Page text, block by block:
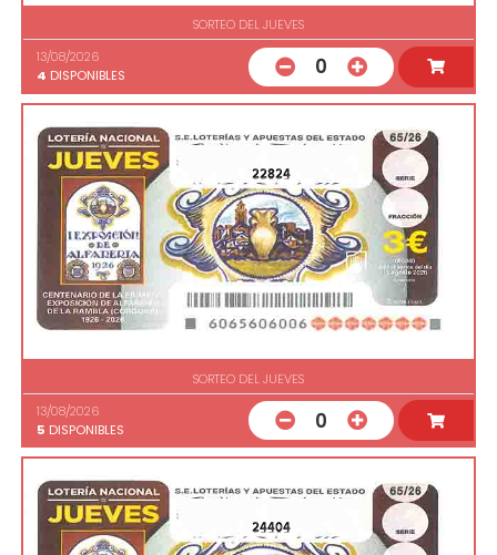
SORTEO DEL JUEVES
13/08/2026
4 DISPONIBLES 0
22824
SORTEO DEL JUEVES
13/08/2026
5 DISPONIBLES 0
24404